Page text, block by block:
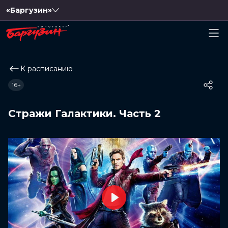
«Баргузин»
К расписанию
Стражи Галактики. Часть 2
16+
Play